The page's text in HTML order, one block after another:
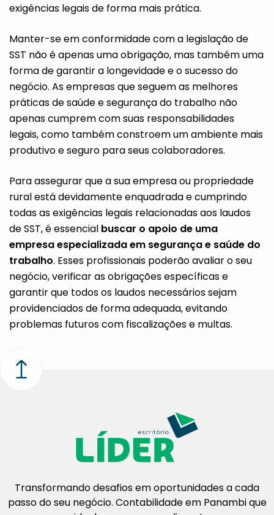
exigências legais de forma mais prática.
Manter-se em conformidade com a legislação de
SST não é apenas uma obrigação, mas também uma
forma de garantir a longevidade e o sucesso do
negócio. As empresas que seguem as melhores
práticas de saúde e segurança do trabalho não
apenas cumprem com suas responsabilidades
legais, como também constroem um ambiente mais
produtivo e seguro para seus colaboradores.
Para assegurar que a sua empresa ou propriedade
rural está devidamente enquadrada e cumprindo
todas as exigências legais relacionadas aos laudos
de SST, é essencial buscar o apoio de uma
empresa especializada em segurança e saúde do
trabalho. Esses profissionais poderão avaliar o seu
negócio, verificar as obrigações específicas e
garantir que todos os laudos necessários sejam
providenciados de forma adequada, evitando
problemas futuros com fiscalizações e multas.
Transformando desafios em oportunidades a cada
passo do seu negócio. Contabilidade em Panambi que